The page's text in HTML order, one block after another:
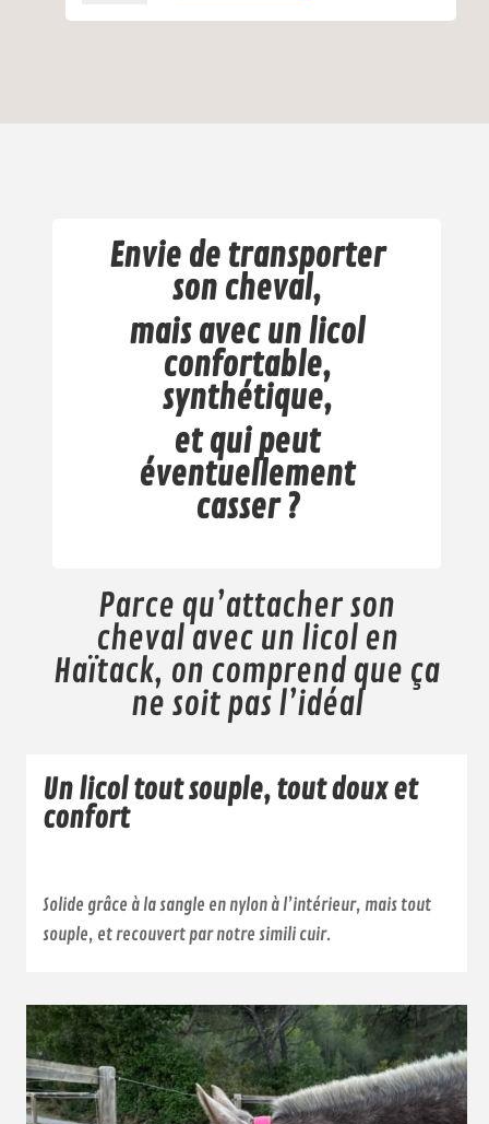
licol
Envie de transporter
son cheval,
mais avec un licol
confortable,
synthétique,
et qui peut
éventuellement
casser ?
Parce qu’attacher son
cheval avec un licol en
Haïtack, on comprend que ça
ne soit pas l’idéal
Un licol tout souple, tout doux et
confort
Solide grâce à la sangle en nylon à l’intérieur, mais tout
souple, et recouvert par notre simili cuir.